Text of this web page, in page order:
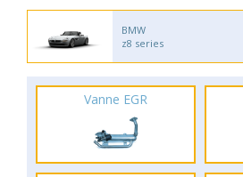
BMW
z8 series
Vanne EGR